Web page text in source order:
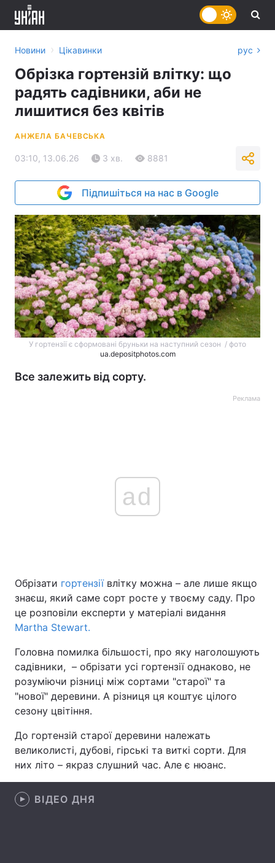
Головна Війна
Україна
Економіка Світ
Спорт Наука
Техно і зв'язок
Зброя Інциденти
Здоров'я Туризм
Цікавинки
Новини › Цікавинки рус
Обрізка гортензій влітку: що
радять садівники, аби не
лишитися без квітів
АНЖЕЛА БАЧЕВСЬКА
03:10, 13.06.26 3 хв. 8881
Підпишіться на нас в Google
У гортензії є сформовані бруньки на наступний сезон / фото
ua.depositphotos.com
Все залежить від сорту.
Реклама
ad
Обрізати гортензіївлітку можна – але лише якщо
знаєш, який саме сорт росте у твоєму саду. Про
це розповіли експерти у матеріалі видання
Martha Stewart.
Головна помилка більшості, про яку наголошують
садівники, – обрізати усі гортензії однаково, не
розуміючи різниці між сортами "старої" та
"нової" деревини. А різниця ця коштує цілого
сезону цвітіння.
До гортензій старої деревини належать
великолисті, дубові, гірські та виткі сорти. Для
них літо – якраз слушний час. Але є нюанс.
ВІДЕО ДНЯ